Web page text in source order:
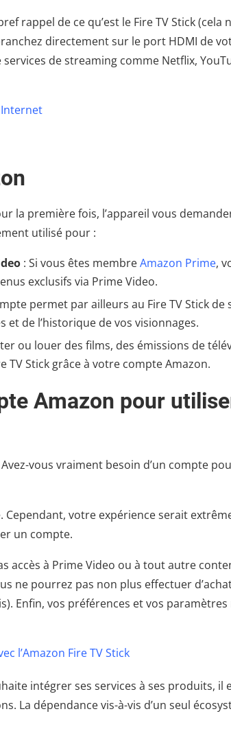
rappel de ce qu’est le Fire TV Stick (cela
directement sur le port HDMI de
de streaming comme Netflix,
Internet
la première fois, l’appareil vous
utilisé pour :
: Si vous êtes membreAmazon Prime,
exclusifs via Prime Video.
permet par ailleurs au Fire TV Stick de
de l’historique de vos visionnages.
ou louer des films, des émissions de
Stick grâce à votre compte Amazon.
Amazon pour
vous vraiment besoin d’un compte
votre expérience serait
un compte.
accès à Prime Video ou à tout autre
ne pourrez pas non plus effectuer
Enfin, vos préférences et vos
l’Amazon Fire TV Stick
intégrer ses services à ses produits, il
La dépendance vis-à-vis d’un seul